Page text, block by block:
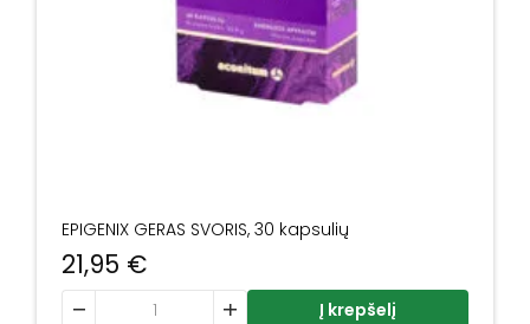
EPIGENIX GERAS SVORIS, 30 kapsulių
21,95 €
produkto kiekis: EPIGENIX GERAS SVORIS, 30 kapsulių
Į krepšelį